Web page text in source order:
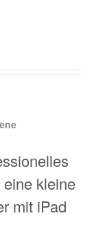
kleine
mit iPad